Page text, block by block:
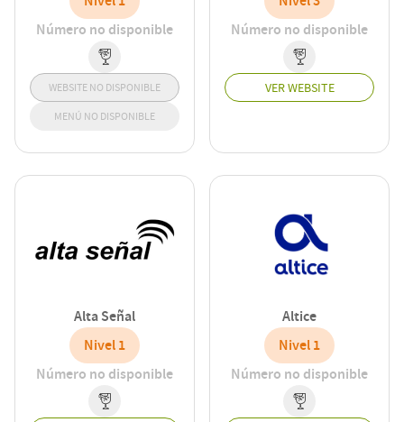
Número no disponible
WEBSITE NO DISPONIBLE
MENÚ NO DISPONIBLE
Número no disponible
VER WEBSITE
Alta Señal
Nivel 1
Número no disponible
Altice
Nivel 1
Número no disponible